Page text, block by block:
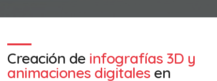
Creación de infografías 3D y
animaciones digitales en